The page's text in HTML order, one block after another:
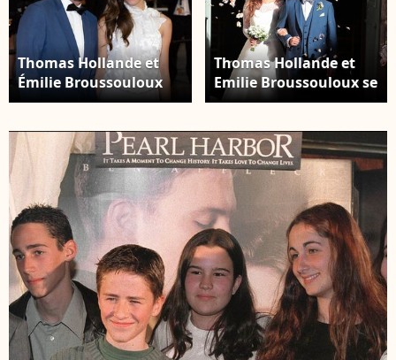
Thomas Hollande et
Émilie Broussouloux
assistent à la
lors de la 75e édition
du festival de Cannes
au Palais des Festivals
le 21 mai 2022 à
Cannes, France. Photo
Shootpix/Abaca
Thomas Hollande et
Emilie Broussouloux se
sont mariés dans le
Meyssac en Corrèze en
présence de leurs
parents respectifs
François Hollande,
Ségolène Royal ainsi
que Mr et Mme
Broussouloux, le 8
septembre 2018. ©
Abaca